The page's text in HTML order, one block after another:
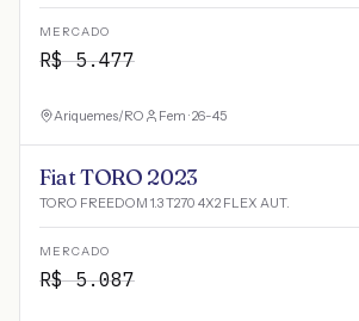
MERCADO
R$5.477
Ariquemes/RO Fem · 26-45
Fiat TORO 2023
TORO FREEDOM 1.3 T270 4X2 FLEX AUT.
MERCADO
R$5.087